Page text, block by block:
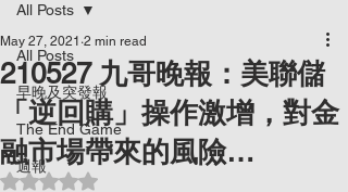
All Posts
早晚及突發報
The End Game
週報
All Posts
210527 九哥晚報：美聯儲
「逆回購」操作激增，對金
融市場帶來的風險…
May 27, 2021 2 min read
Rated NaN out of 5 stars.